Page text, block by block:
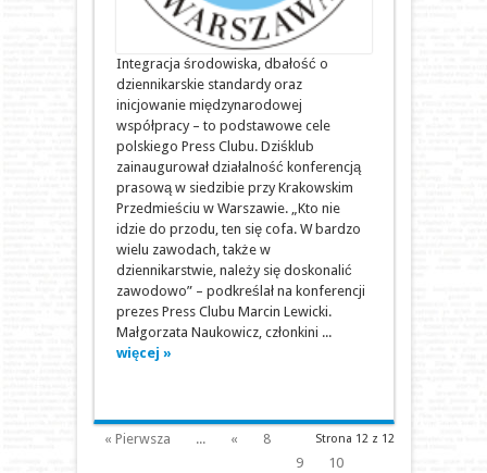
Integracja środowiska, dbałość o
dziennikarskie standardy oraz
inicjowanie międzynarodowej
współpracy – to podstawowe cele
polskiego Press Clubu. Dziśklub
zainaugurował działalność konferencją
prasową w siedzibie przy Krakowskim
Przedmieściu w Warszawie. „Kto nie
idzie do przodu, ten się cofa. W bardzo
wielu zawodach, także w
dziennikarstwie, należy się doskonalić
zawodowo” – podkreślał na konferencji
prezes Press Clubu Marcin Lewicki.
Małgorzata Naukowicz, członkini ...
więcej »
Strona 12 z 12
« Pierwsza ... «
8
9
10